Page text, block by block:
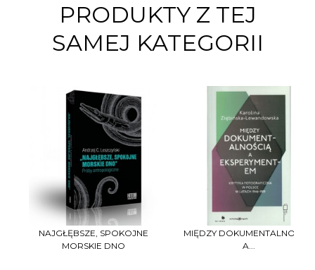
PRODUKTY Z TEJ
SAMEJ KATEGORII
NAJGŁĘBSZE, SPOKOJNE
MORSKIE DNO
MIĘDZY DOKUMENTALNOŚCIĄ
A...